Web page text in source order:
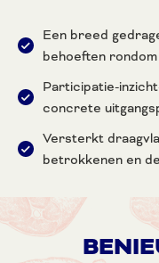
Een breed
behoeften
Participatie-
concrete
Versterkt
betrokkenen en